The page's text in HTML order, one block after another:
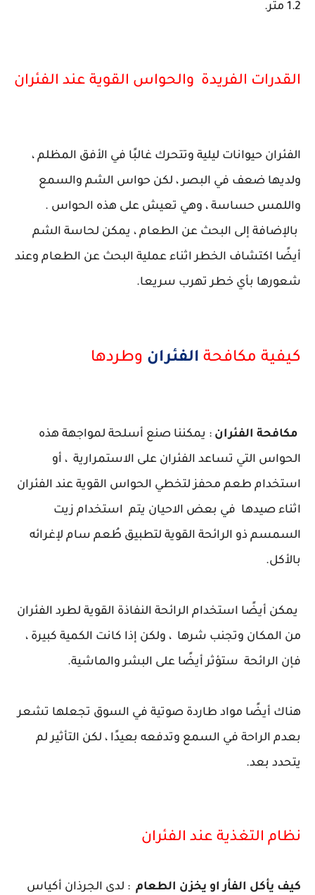
1.2 متر.
القدرات الفريدة والحواس القوية عند الفئران
الفئران حيوانات ليلية وتتحرك غالبًا في الأفق المظلم ،
ولديها ضعف في البصر ، لكن حواس الشم والسمع
واللمس حساسة ، وهي تعيش على هذه الحواس .
بالإضافة إلى البحث عن الطعام ، يمكن لحاسة الشم
أيضًا اكتشاف الخطر اثناء عملية البحث عن الطعام وعند
شعورها بأي خطر تهرب سريعا.
كيفية مكافحة الفئران وطردها
مكافحة الفئران : يمكننا صنع أسلحة لمواجهة هذه
الحواس التي تساعد الفئران على الاستمرارية ، أو
استخدام طعم محفز لتخطي الحواس القوية عند الفئران
اثناء صيدها في بعض الاحيان يتم استخدام زيت
السمسم ذو الرائحة القوية لتطبيق طُعم سام لإغرائه
بالأكل.
يمكن أيضًا استخدام الرائحة النفاذة القوية لطرد الفئران
من المكان وتجنب شرها ، ولكن إذا كانت الكمية كبيرة ،
فإن الرائحة ستؤثر أيضًا على البشر والماشية.
هناك أيضًا مواد طاردة صوتية في السوق تجعلها تشعر
بعدم الراحة في السمع وتدفعه بعيدًا ، لكن التأثير لم
يتحدد بعد.
نظام التغذية عند الفئران
كيف يأكل الفأر او يخزن الطعام : لدى الجرذان أكياس